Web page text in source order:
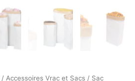
/ Accessoires Vrac et Sacs / Sac